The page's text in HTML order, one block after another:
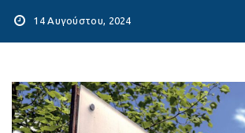
14 Αυγούστου, 2024